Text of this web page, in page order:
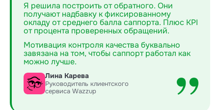
Я решила построить от обратного. Они
получают надбавку к фиксированному
окладу от среднего балла саппорта. Плюс KPI
от процента проверенных обращений.
Мотивация контроля качества буквально
завязана на том, чтобы саппорт работал как
можно лучше.
Лина Карева
Руководитель клиентского
сервиса Wazzup